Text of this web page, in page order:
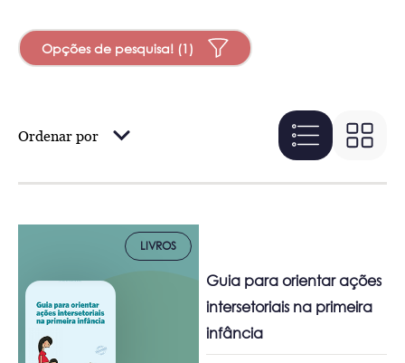
Opções de pesquisa! (1)
Ordenar por
LIVROS
Guia para orientar ações
intersetoriais na primeira
infância